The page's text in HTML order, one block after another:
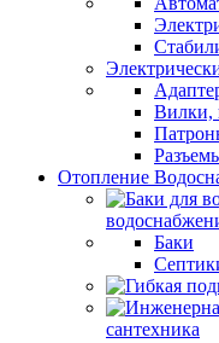
Вилки,
Отопление
Баки
сантехника